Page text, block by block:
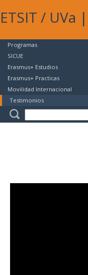
ETSIT / UVa |
Programas
SICUE
Erasmus+ Estudios
Erasmus+ Practicas
Movilidad Internacional
Testimonios